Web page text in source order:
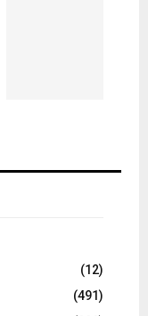
(12)
(491)